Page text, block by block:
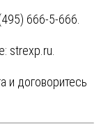
666-5-666.
strexp.ru.
и договоритесь